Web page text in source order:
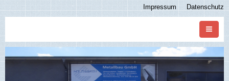
Impressum Datenschutz